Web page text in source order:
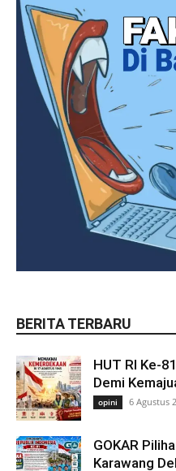
BERITA TERBARU
HUT RI Ke-
Demi
opini 6 Agustus
GOKAR
Karawang